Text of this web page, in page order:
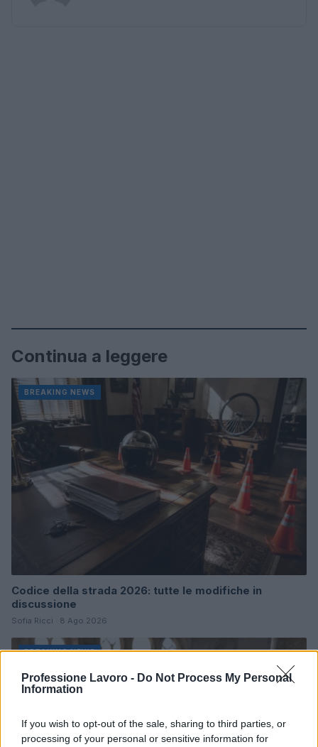
Professione Lavoro - Do Not Process My Personal
Information
If you wish to opt-out of the sale, sharing to third parties, or
processing of your personal or sensitive information for
Continua a leggere
BREAKING NEWS
Codice della strada 2026: tutte le modifiche in
discussione
Sofia Ricci · 8 Ago 2026
BREAKING NEWS